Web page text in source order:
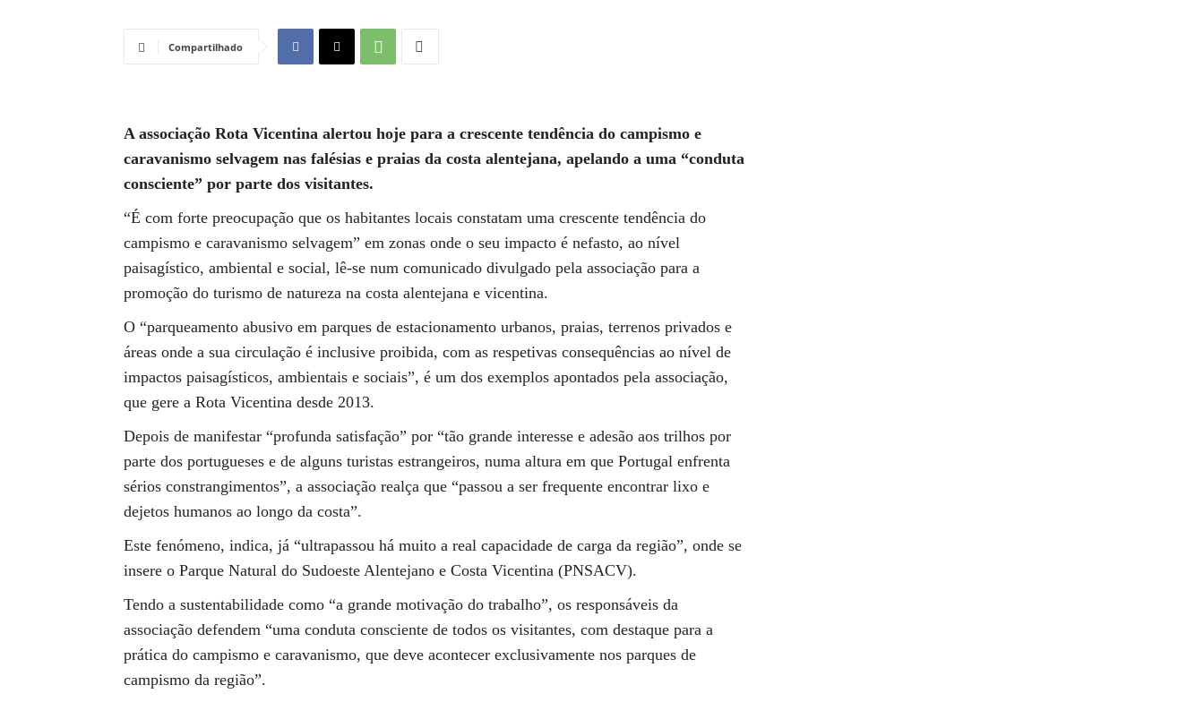
Compartilhado
A associação Rota Vicentina alertou hoje para a crescente tendência do campismo e
caravanismo selvagem nas falésias e praias da costa alentejana, apelando a uma “conduta
consciente” por parte dos visitantes.
“É com forte preocupação que os habitantes locais constatam uma crescente tendência do
campismo e caravanismo selvagem” em zonas onde o seu impacto é nefasto, ao nível
paisagístico, ambiental e social, lê-se num comunicado divulgado pela associação para a
promoção do turismo de natureza na costa alentejana e vicentina.
O “parqueamento abusivo em parques de estacionamento urbanos, praias, terrenos privados e
áreas onde a sua circulação é inclusive proibida, com as respetivas consequências ao nível de
impactos paisagísticos, ambientais e sociais”, é um dos exemplos apontados pela associação,
que gere a Rota Vicentina desde 2013.
Depois de manifestar “profunda satisfação” por “tão grande interesse e adesão aos trilhos por
parte dos portugueses e de alguns turistas estrangeiros, numa altura em que Portugal enfrenta
sérios constrangimentos”, a associação realça que “passou a ser frequente encontrar lixo e
dejetos humanos ao longo da costa”.
Este fenómeno, indica, já “ultrapassou há muito a real capacidade de carga da região”, onde se
insere o Parque Natural do Sudoeste Alentejano e Costa Vicentina (PNSACV).
Tendo a sustentabilidade como “a grande motivação do trabalho”, os responsáveis da
associação defendem “uma conduta consciente de todos os visitantes, com destaque para a
prática do campismo e caravanismo, que deve acontecer exclusivamente nos parques de
campismo da região”.